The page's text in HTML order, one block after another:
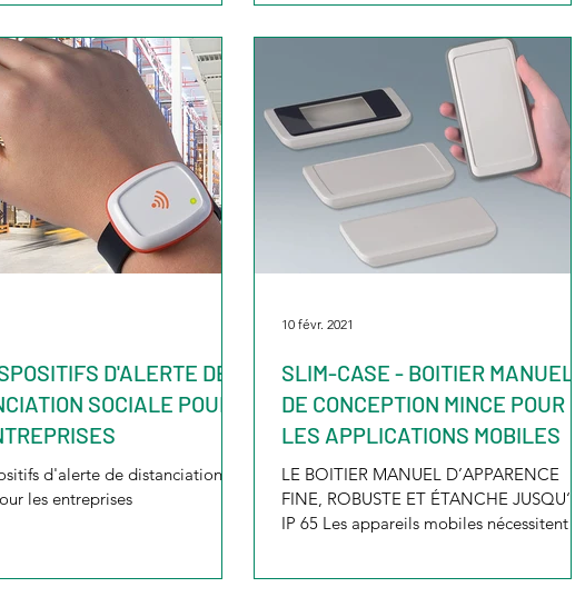
D'ALERTE DE
SOCIALE POUR
d'alerte de distanciation
les entreprises
SLIM-CASE - BOITIER MANUEL
DE CONCEPTION MINCE POUR
LES APPLICATIONS MOBILES
LE BOITIER MANUEL D’APPARENCE
FINE, ROBUSTE ET ÉTANCHE JUSQU‘À
IP 65 Les appareils mobiles nécessitent un
10 févr. 2021